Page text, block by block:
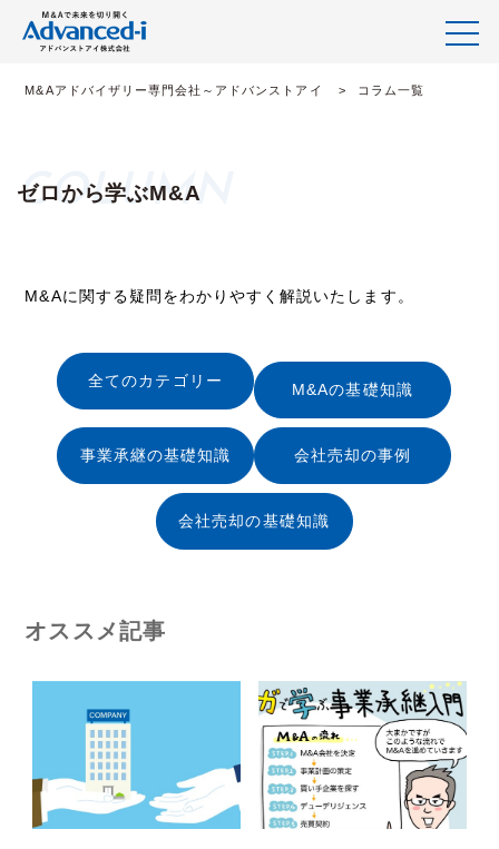
M&Aアドバイザリー専門会社～アドバンストアイ コラム一覧
ゼロから学ぶM&A
M&Aに関する疑問をわかりやすく解説いたします。
全てのカテゴリー M&Aの基礎知識
事業承継の基礎知識 会社売却の事例
会社売却の基礎知識
オススメ記事